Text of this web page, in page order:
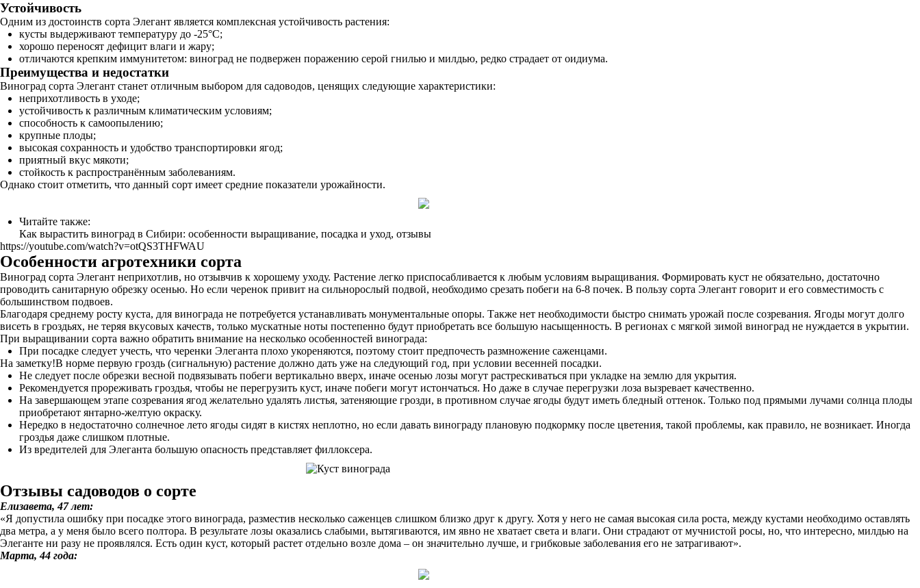
Устойчивость
Одним из достоинств сорта Элегант является комплексная устойчивость растения:
кусты выдерживают температуру до -25°C;
хорошо переносят дефицит влаги и жару;
отличаются крепким иммунитетом: виноград не подвержен поражению серой гнилью и милдью, редко страдает от оидиума.
Преимущества и недостатки
Виноград сорта Элегант станет отличным выбором для садоводов, ценящих следующие характеристики:
неприхотливость в уходе;
устойчивость к различным климатическим условиям;
способность к самоопылению;
крупные плоды;
высокая сохранность и удобство транспортировки ягод;
приятный вкус мякоти;
стойкость к распространённым заболеваниям.
Однако стоит отметить, что данный сорт имеет средние показатели урожайности.
Читайте также:
Как вырастить виноград в Сибири: особенности выращивание, посадка и уход, отзывы
https://youtube.com/watch?v=otQS3THFWAU
Особенности агротехники сорта
Виноград сорта Элегант неприхотлив, но отзывчив к хорошему уходу. Растение легко приспосабливается к любым условиям выращивания. Формировать куст не обязательно, достаточно
проводить санитарную обрезку осенью. Но если черенок привит на сильнорослый подвой, необходимо срезать побеги на 6-8 почек. В пользу сорта Элегант говорит и его совместимость с
большинством подвоев.
Благодаря среднему росту куста, для винограда не потребуется устанавливать монументальные опоры. Также нет необходимости быстро снимать урожай после созревания. Ягоды могут долго
висеть в гроздьях, не теряя вкусовых качеств, только мускатные ноты постепенно будут приобретать все большую насыщенность. В регионах с мягкой зимой виноград не нуждается в укрытии.
При выращивании сорта важно обратить внимание на несколько особенностей винограда:
При посадке следует учесть, что черенки Элеганта плохо укореняются, поэтому стоит предпочесть размножение саженцами.
На заметку!В норме первую гроздь (сигнальную) растение должно дать уже на следующий год, при условии весенней посадки.
Не следует после обрезки весной подвязывать побеги вертикально вверх, иначе осенью лозы могут растрескиваться при укладке на землю для укрытия.
Рекомендуется прореживать гроздья, чтобы не перегрузить куст, иначе побеги могут истончаться. Но даже в случае перегрузки лоза вызревает качественно.
На завершающем этапе созревания ягод желательно удалять листья, затеняющие грозди, в противном случае ягоды будут иметь бледный оттенок. Только под прямыми лучами солнца плоды
приобретают янтарно-желтую окраску.
Нередко в недостаточно солнечное лето ягоды сидят в кистях неплотно, но если давать винограду плановую подкормку после цветения, такой проблемы, как правило, не возникает. Иногда
гроздья даже слишком плотные.
Из вредителей для Элеганта большую опасность представляет филлоксера.
Отзывы садоводов о сорте
Елизавета, 47 лет:
«Я допустила ошибку при посадке этого винограда, разместив несколько саженцев слишком близко друг к другу. Хотя у него не самая высокая сила роста, между кустами необходимо оставлять
два метра, а у меня было всего полтора. В результате лозы оказались слабыми, вытягиваются, им явно не хватает света и влаги. Они страдают от мучнистой росы, но, что интересно, милдью на
Элеганте ни разу не проявлялся. Есть один куст, который растет отдельно возле дома – он значительно лучше, и грибковые заболевания его не затрагивают».
Марта, 44 года: